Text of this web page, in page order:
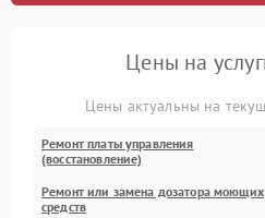
Цены на
Цены актуальны на
Ремонт платы управления
(восстановление)
Ремонт или замена дозатора моющих
средств